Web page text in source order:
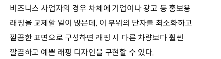
비즈니스 사업자의 경우 차체에 기업이나 광고 등 홍보용
래핑을 교체할 일이 많은데, 이 부위의 단차를 최소화하고
깔끔한 표면으로 구성하면 래핑 시 다른 차량보다 훨씬
깔끔하고 예쁜 래핑 디자인을 구현할 수 있다.